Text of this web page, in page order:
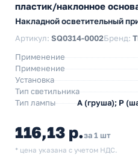
пластик/наклонное
Накладной осветительный
Артикул: SQ0314-0002Бренд:
Применение
Применение
Установка
Тип светильника
Тип лампы
A (груша); P
116,13 р.за 1 шт
* цена указана с учетом НДС.